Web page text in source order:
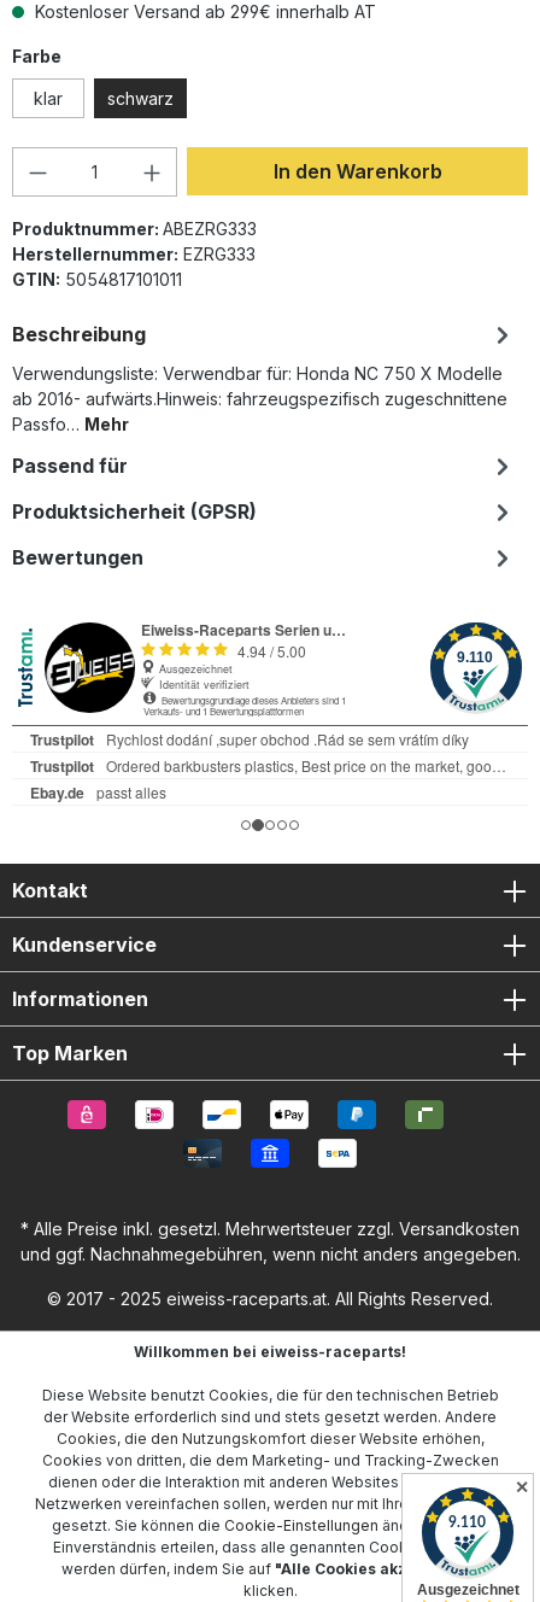
Kostenloser Versand ab 299€ innerhalb AT
Farbe
klar schwarz
Produkt Anzahl: Gib den gewünschten
In den Warenkorb
Produktnummer: ABEZRG333
Herstellernummer: EZRG333
GTIN: 5054817101011
Beschreibung
Verwendungsliste: Verwendbar für: Honda NC 750 X Modelle
ab 2016- aufwärts.Hinweis: fahrzeugspezifisch zugeschnittene
Passfo… Mehr
Passend für
Produktsicherheit (GPSR)
Bewertungen
Kontakt
Kundenservice
Informationen
Top Marken
* Alle Preise inkl. gesetzl. Mehrwertsteuer zzgl. Versandkosten
und ggf. Nachnahmegebühren, wenn nicht anders angegeben.
© 2017 - 2025 eiweiss-raceparts.at. All Rights Reserved.
Willkommen bei eiweiss-raceparts!
Diese Website benutzt Cookies, die für den technischen Betrieb
der Website erforderlich sind und stets gesetzt werden. Andere
Cookies, die den Nutzungskomfort dieser Website erhöhen,
Cookies von dritten, die dem Marketing- und Tracking-Zwecken
dienen oder die Interaktion mit anderen Websites und sozialen
Netzwerken vereinfachen sollen, werden nur mit Ihrer Zustimmung
gesetzt. Sie können die Cookie-Einstellungen ändern oder Ihr
Einverständnis erteilen, dass alle genannten Cookies gesetzt
werden dürfen, indem Sie auf "Alle Cookies akzeptieren"
klicken.
✕